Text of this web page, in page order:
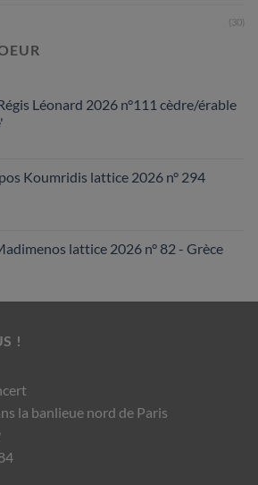
(30)
Léonard 2026 n°111 cèdre/érable
Koumridis lattice 2026 n° 294
lattice 2026 n° 82 - Grèce
!
la banlieue nord de Paris